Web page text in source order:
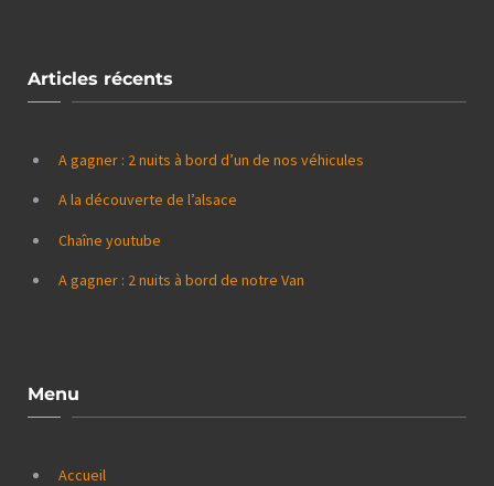
Articles récents
A gagner : 2 nuits à bord d’un de nos véhicules
A la découverte de l’alsace
Chaîne youtube
A gagner : 2 nuits à bord de notre Van
Menu
Accueil